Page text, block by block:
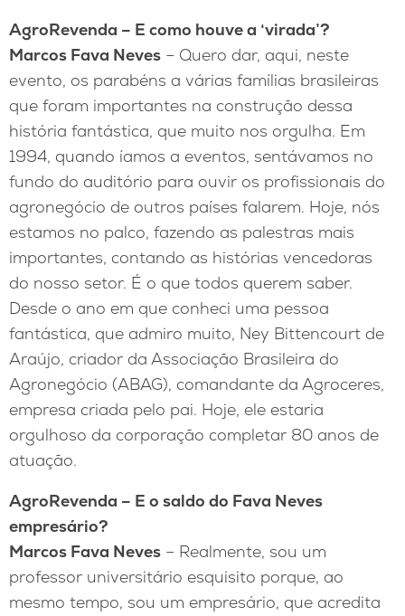
AgroRevenda – E como houve a ‘virada’?
Marcos Fava Neves – Quero dar, aqui, neste
evento, os parabéns a várias famílias brasileiras
que foram importantes na construção dessa
história fantástica, que muito nos orgulha. Em
1994, quando íamos a eventos, sentávamos no
fundo do auditório para ouvir os profissionais do
agronegócio de outros países falarem. Hoje, nós
estamos no palco, fazendo as palestras mais
importantes, contando as histórias vencedoras
do nosso setor. É o que todos querem saber.
Desde o ano em que conheci uma pessoa
fantástica, que admiro muito, Ney Bittencourt de
Araújo, criador da Associação Brasileira do
Agronegócio (ABAG), comandante da Agroceres,
empresa criada pelo pai. Hoje, ele estaria
orgulhoso da corporação completar 80 anos de
atuação.
AgroRevenda – E o saldo do Fava Neves
empresário?
Marcos Fava Neves – Realmente, sou um
professor universitário esquisito porque, ao
mesmo tempo, sou um empresário, que acredita